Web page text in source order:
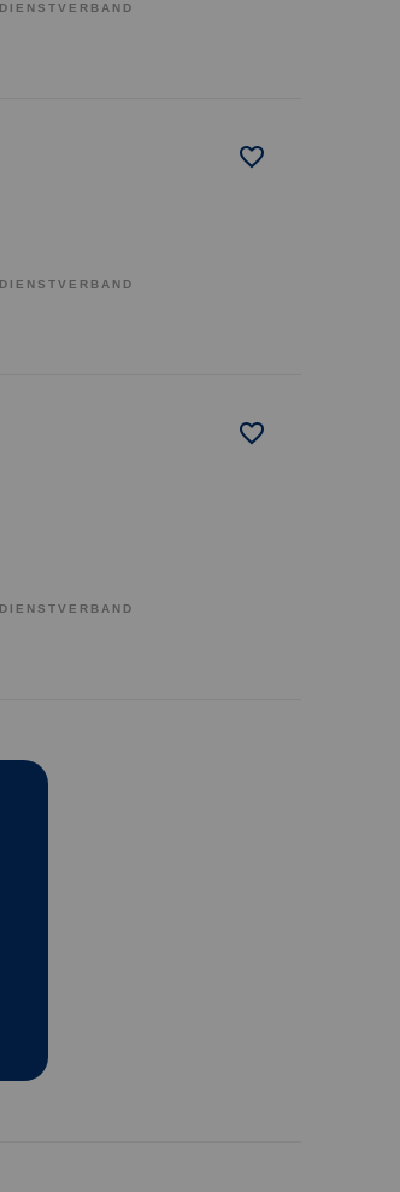
DIENSTVERBAND
DIENSTVERBAND
DIENSTVERBAND